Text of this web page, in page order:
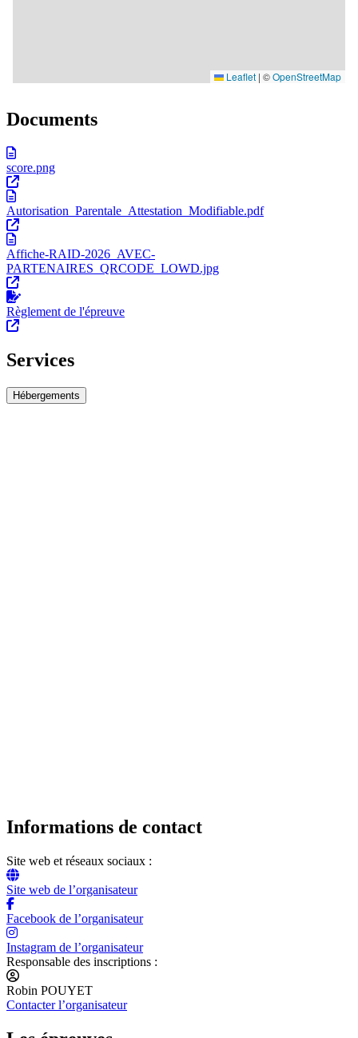
Documents
score.png
Autorisation_Parentale_Attestation_Modifiable.pdf
Affiche-RAID-2026_AVEC-
PARTENAIRES_QRCODE_LOWD.jpg
Règlement de l'épreuve
Services
Hébergements
Informations de contact
Site web et réseaux sociaux :
Site web de l’organisateur
Facebook de l’organisateur
Instagram de l’organisateur
Responsable des inscriptions :
Robin POUYET
Contacter l’organisateur